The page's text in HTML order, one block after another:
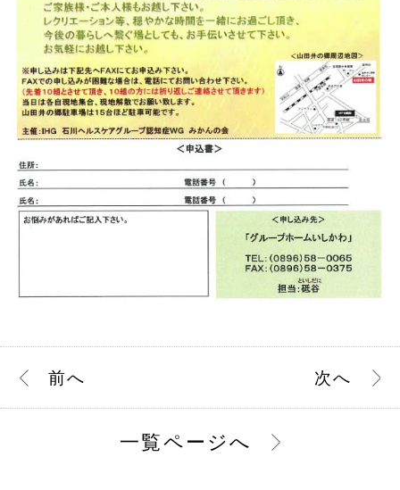
前へ 次へ
一覧ページへ